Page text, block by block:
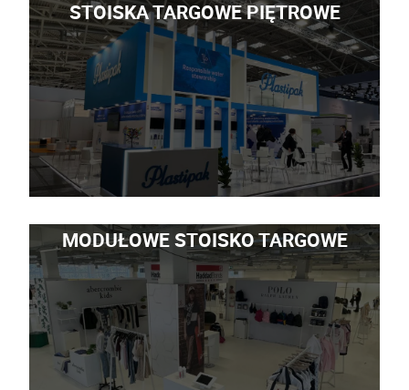
STOISKA TARGOWE PIĘTROWE
MODUŁOWE STOISKO TARGOWE